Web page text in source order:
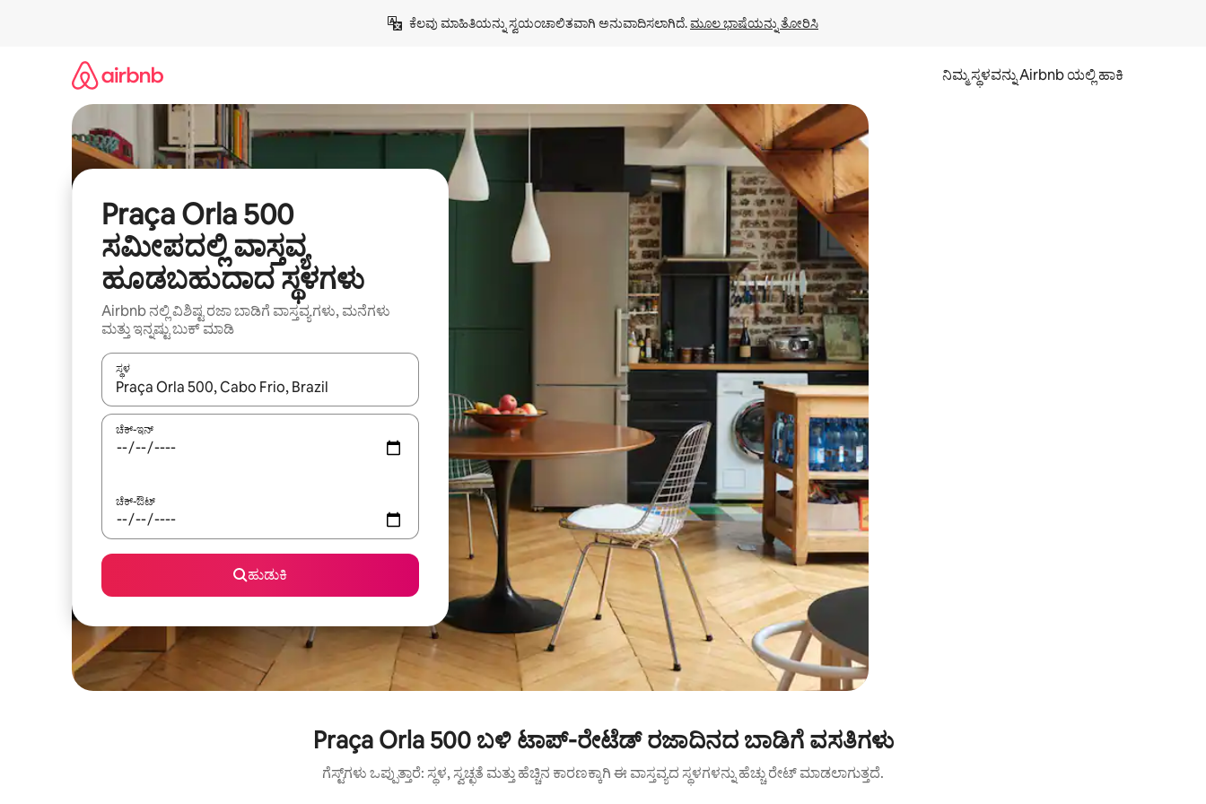
ಕೆಲವು ಮಾಹಿತಿಯನ್ನು ಸ್ವಯಂಚಾಲಿತವಾಗಿ ಅನುವಾದಿಸಲಾಗಿದೆ. ಮೂಲ ಭಾಷೆಯನ್ನು ತೋರಿಸಿ
ನಿಮ್ಮ ಸ್ಥಳವನ್ನು Airbnb ಯಲ್ಲಿ ಹಾಕಿ
Praça Orla 500
ಸಮೀಪದಲ್ಲಿ ವಾಸ್ತವ್ಯ
ಹೂಡಬಹುದಾದ ಸ್ಥಳಗಳು
Airbnb ನಲ್ಲಿ ವಿಶಿಷ್ಟ ರಜಾ ಬಾಡಿಗೆ ವಾಸ್ತವ್ಯಗಳು, ಮನೆಗಳು
ಮತ್ತು ಇನ್ನಷ್ಟು ಬುಕ್ ಮಾಡಿ
ಸ್ಥಳ
ಫಲಿತಾಂಶಗಳು ಲಭ್ಯವಿರುವಾಗ, ಅಪ್ ಮತ್ತು ಡೌನ್ ಬಾಣದ ಕೀಲಿಗಳೊಂದಿಗೆ ನ್ಯಾವಿಗೇಟ್ ಮಾಡಿ ಅಥವಾ ಸ್ಪರ್ಶ ಅಥವಾ ಸ್ವೈಪ್ ಗೆಸ್ಚರ್‌ಗಳ ಮೂಲಕ ಅನ್ವೇಷಿಸಿ.
ಚೆಕ್-ಇನ್
ಚೆಕ್-ಔಟ್
ಹುಡುಕಿ
Praça Orla 500 ಬಳಿ ಟಾಪ್-ರೇಟೆಡ್ ರಜಾದಿನದ ಬಾಡಿಗೆ ವಸತಿಗಳು
ಗೆಸ್ಟ್‌ಗಳು ಒಪ್ಪುತ್ತಾರೆ: ಸ್ಥಳ, ಸ್ವಚ್ಛತೆ ಮತ್ತು ಹೆಚ್ಚಿನ ಕಾರಣಕ್ಕಾಗಿ ಈ ವಾಸ್ತವ್ಯದ ಸ್ಥಳಗಳನ್ನು ಹೆಚ್ಚು ರೇಟ್ ಮಾಡಲಾಗುತ್ತದೆ.